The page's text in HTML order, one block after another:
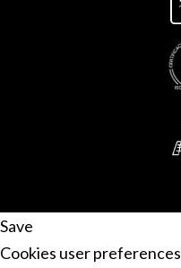
Save
Cookies user preferences